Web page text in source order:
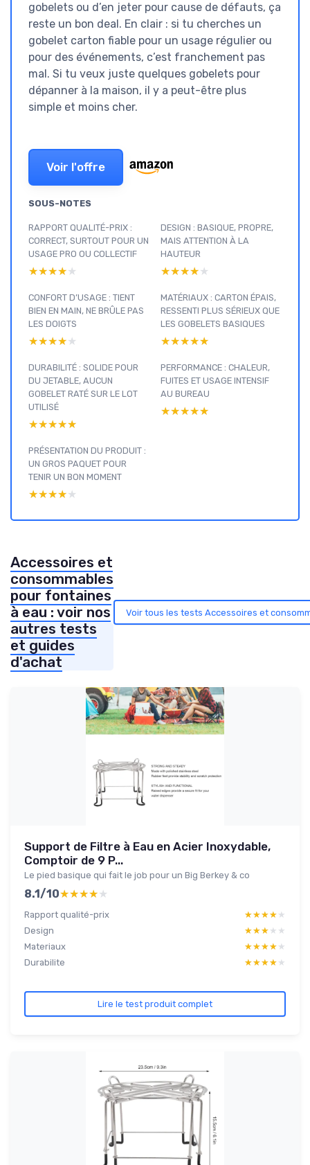
gobelets ou d’en jeter pour cause de défauts, ça
reste un bon deal. En clair : si tu cherches un
gobelet carton fiable pour un usage régulier ou
pour des événements, c’est franchement pas
mal. Si tu veux juste quelques gobelets pour
dépanner à la maison, il y a peut-être plus
simple et moins cher.
Voir l'offre
SOUS-NOTES
RAPPORT QUALITÉ-PRIX :
CORRECT, SURTOUT POUR UN
USAGE PRO OU COLLECTIF
★★★★★
★★★★★
DESIGN : BASIQUE, PROPRE,
MAIS ATTENTION À LA
HAUTEUR
★★★★★
★★★★★
CONFORT D’USAGE : TIENT
BIEN EN MAIN, NE BRÛLE PAS
LES DOIGTS
★★★★★
★★★★★
MATÉRIAUX : CARTON ÉPAIS,
RESSENTI PLUS SÉRIEUX QUE
LES GOBELETS BASIQUES
★★★★★
★★★★★
DURABILITÉ : SOLIDE POUR
DU JETABLE, AUCUN
GOBELET RATÉ SUR LE LOT
UTILISÉ
★★★★★
★★★★★
PERFORMANCE : CHALEUR,
FUITES ET USAGE INTENSIF
AU BUREAU
★★★★★
★★★★★
PRÉSENTATION DU PRODUIT :
UN GROS PAQUET POUR
TENIR UN BON MOMENT
★★★★★
★★★★★
Accessoires et
consommables
pour fontaines
à eau : voir nos
autres tests
et guides
d'achat
Voir tous les tests Accessoires et
Support de Filtre à Eau en Acier Inoxydable,
Comptoir de 9 P...
Le pied basique qui fait le job pour un Big Berkey & co
8.1/10★★★★★
★★★★★
Rapport qualité-prix ★★★★★
★★★★★
Design
★★★★★
★★★★★
Materiaux
★★★★★
★★★★★
Durabilite
★★★★★
★★★★★
Lire le test produit complet